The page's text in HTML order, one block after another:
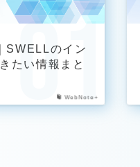
WebNote+
SWELLのイン
たい情報まと